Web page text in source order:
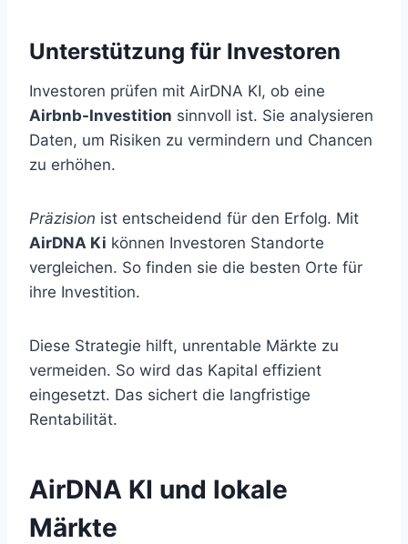
Unterstützung für Investoren
Investoren prüfen mit AirDNA KI, ob eine
Airbnb-Investition sinnvoll ist. Sie analysieren
Daten, um Risiken zu vermindern und Chancen
zu erhöhen.
Präzision ist entscheidend für den Erfolg. Mit
AirDNA Ki können Investoren Standorte
vergleichen. So finden sie die besten Orte für
ihre Investition.
Diese Strategie hilft, unrentable Märkte zu
vermeiden. So wird das Kapital effizient
eingesetzt. Das sichert die langfristige
Rentabilität.
AirDNA KI und lokale
Märkte